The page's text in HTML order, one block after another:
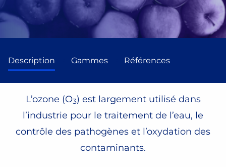
Description Gammes Références
L’ozone (O3) est largement utilisé dans
l’industrie pour le traitement de l’eau, le
contrôle des pathogènes et l’oxydation des
contaminants.